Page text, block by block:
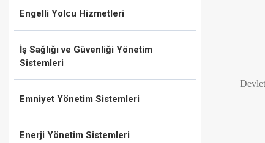
Engelli Yolcu Hizmetleri
İş Sağlığı ve Güvenliği Yönetim
Sistemleri
Emniyet Yönetim Sistemleri
Enerji Yönetim Sistemleri